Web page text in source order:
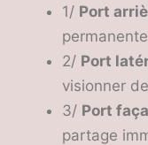
1/ Port
2/ Port
visionner
3/ Port
partage